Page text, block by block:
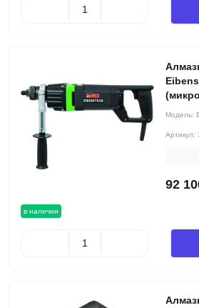
в наличии
Модель:
Артикул:
92